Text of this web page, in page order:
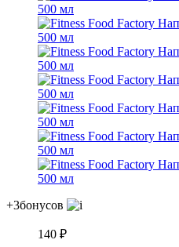
+3бонусов
140 ₽